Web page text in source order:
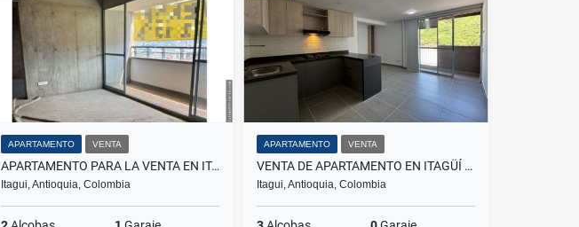
APARTAMENTO VENTA
APARTAMENTO PARA LA VENTA EN ITAGÜÍ VILLA PAULA
Itagui, Antioquia, Colombia
APARTAMENTO VENTA
VENTA DE APARTAMENTO EN ITAGÜÍ SECTOR LOS GÓMEZ
Itagui, Antioquia, Colombia